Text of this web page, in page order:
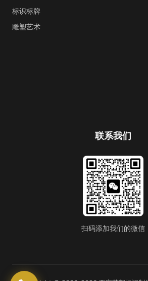
标识标牌
雕塑艺术
联系我们
扫码添加我们的微信